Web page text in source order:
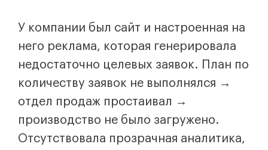
У компании был сайт и настроенная на
него реклама, которая генерировала
недостаточно целевых заявок. План по
количеству заявок не выполнялся →
отдел продаж простаивал →
производство не было загружено.
Отсутствовала прозрачная аналитика,